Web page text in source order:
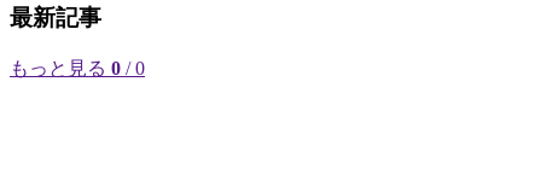
最新記事
もっと見る 0 / 0